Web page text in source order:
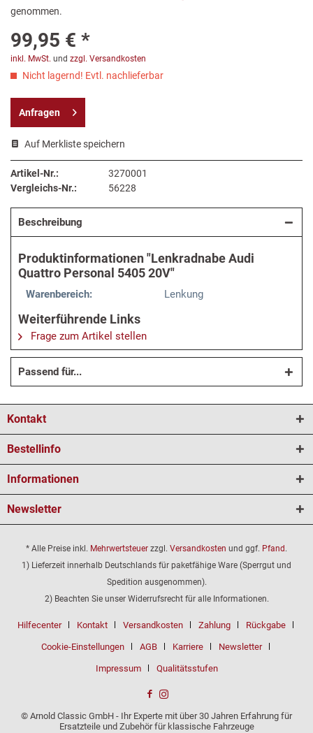
genommen.
99,95 € *
inkl. MwSt. und zzgl. Versandkosten
Nicht lagernd! Evtl. nachlieferbar
Anfragen
Auf Merkliste speichern
Artikel-Nr.:
3270001
Vergleichs-Nr.:
56228
Beschreibung
Produktinformationen "Lenkradnabe Audi
Quattro Personal 5405 20V"
Warenbereich: Lenkung
Weiterführende Links
Frage zum Artikel stellen
Passend für...
Kontakt
Bestellinfo
Informationen
Newsletter
* Alle Preise inkl. Mehrwertsteuer zzgl. Versandkosten und ggf. Pfand.
1) Lieferzeit innerhalb Deutschlands für paketfähige Ware (Sperrgut und
Spedition ausgenommen).
2) Beachten Sie unser Widerrufsrecht für alle Informationen.
Hilfecenter Kontakt Versandkosten Zahlung Rückgabe
Cookie-Einstellungen AGB Karriere Newsletter
Impressum Qualitätsstufen
© Arnold Classic GmbH - Ihr Experte mit über 30 Jahren Erfahrung für
Ersatzteile und Zubehör für klassische Fahrzeuge